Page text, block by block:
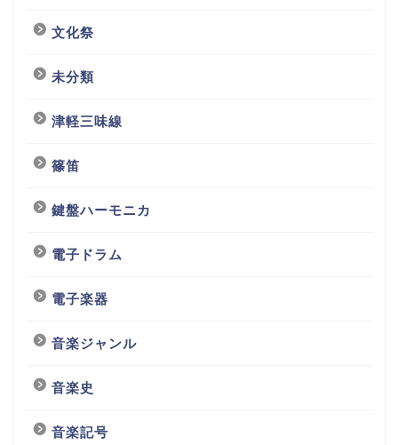
文化祭
未分類
津軽三味線
篠笛
鍵盤ハーモニカ
電子ドラム
電子楽器
音楽ジャンル
音楽史
音楽記号